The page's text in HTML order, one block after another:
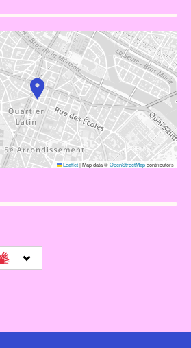
Leaflet|Map data ©OpenStreetMapcontributors